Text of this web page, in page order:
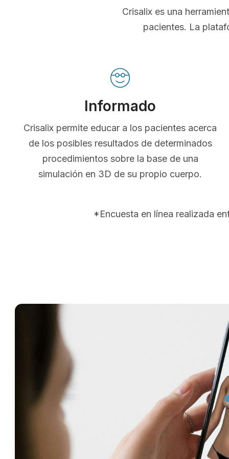
Crisalix es una
pacientes. La
Informado
Crisalix permite educar a los pacientes acerca
de los posibles resultados de determinados
procedimientos sobre la base de una
simulación en 3D de su propio cuerpo.
*Encuesta en línea realizada